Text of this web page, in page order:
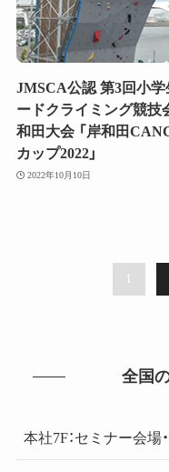
JMSCA公認 第3回小学
ードクライミング競技
和田大会 「岸和田
カップ2022」
2022年10月10日
1
全国
本社7F：セミナー会場